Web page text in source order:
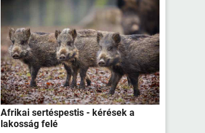
Afrikai sertéspestis - kérések a
lakosság felé